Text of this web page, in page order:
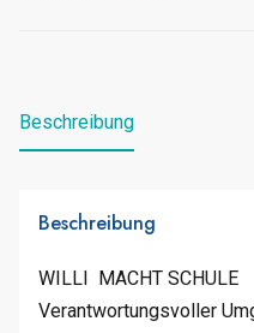
Beschreibung
Beschreibung
WILLI MACHT SCHULE
Verantwortungsvoller